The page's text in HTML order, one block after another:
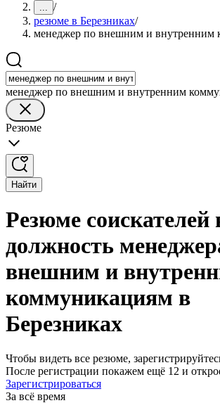
... /
резюме в Березниках/
менеджер по внешним и внутренним
менеджер по внешним и внутренним
Резюме
Найти
Резюме соискателей
должность
внешним и
коммуникациям в
Березниках
Чтобы видеть все резюме,
После регистрации покажем ещё 12 и
Зарегистрироваться
За всё время